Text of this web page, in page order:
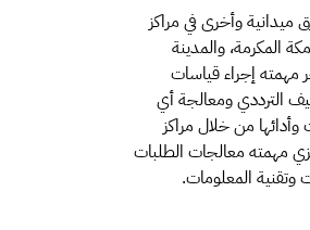
وأخرى في مراكز
المكرمة، والمدينة
مهمته إجراء قياسات
الترددي ومعالجة أي
من خلال مراكز
مهمته معالجات الطلبات
المعلومات.